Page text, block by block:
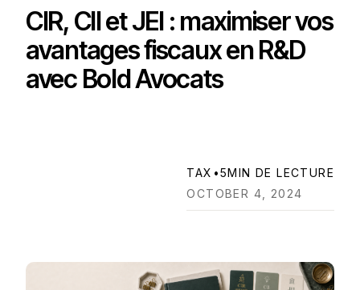
CIR, CII et JEI : maximiser vos
avantages fiscaux en R&D
avec Bold Avocats
TAX •5MIN DE LECTURE
OCTOBER 4, 2024